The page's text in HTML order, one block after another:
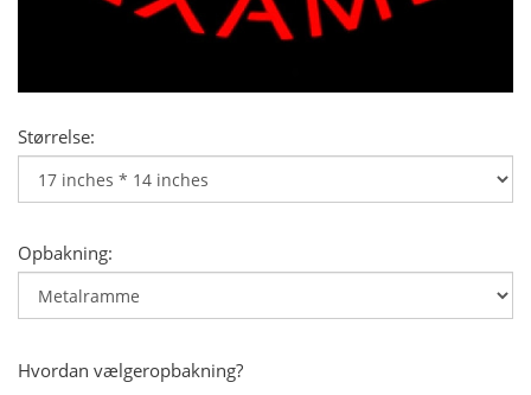
Størrelse:
Opbakning:
Hvordan vælgeropbakning?